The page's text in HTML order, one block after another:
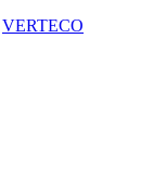
VERTECO